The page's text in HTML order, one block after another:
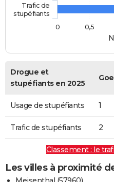
Trafic de
stupéfiants
0
0,5
Drogue et
stupéfiants en 2025
Usage de stupéfiants 1
Trafic de stupéfiants 2
Classement : le
Les villes à proximité